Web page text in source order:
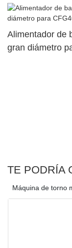
superior dual125
Alimentador de
gran diámetro
TE PODRÍA
Máquina de torno